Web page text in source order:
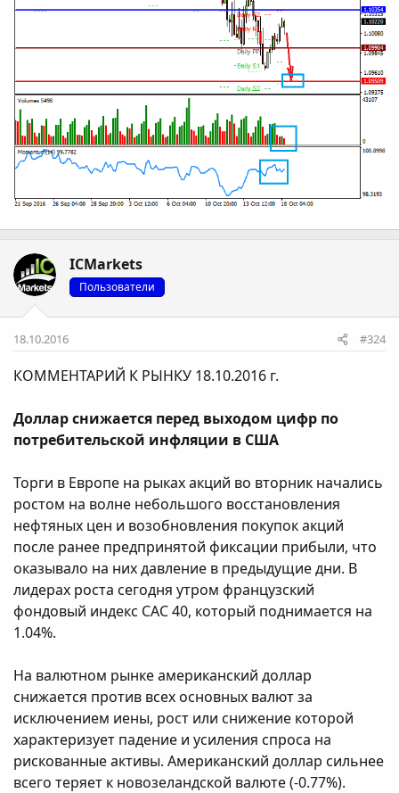
ICMarkets
Пользователи
18.10.2016 #324
КОММЕНТАРИЙ К РЫНКУ 18.10.2016 г.
Доллар снижается перед выходом цифр по
потребительской инфляции в США
Торги в Европе на рыках акций во вторник начались
ростом на волне небольшого восстановления
нефтяных цен и возобновления покупок акций
после ранее предпринятой фиксации прибыли, что
оказывало на них давление в предыдущие дни. В
лидерах роста сегодня утром французский
фондовый индекс САС 40, который поднимается на
1.04%.
На валютном рынке американский доллар
снижается против всех основных валют за
исключением иены, рост или снижение которой
характеризует падение и усиления спроса на
рискованные активы. Американский доллар сильнее
всего теряет к новозеландской валюте (-0.77%).